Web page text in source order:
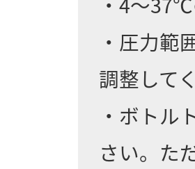
・圧力範
調整して
・ボトル
さい。た